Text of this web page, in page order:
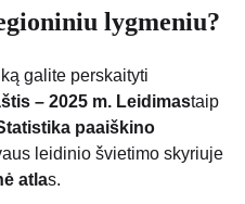
lygmeniu?
galite perskaityti
– 2025 m. Leidimastaip
paaiškino
leidinio švietimo skyriuje
atlas.